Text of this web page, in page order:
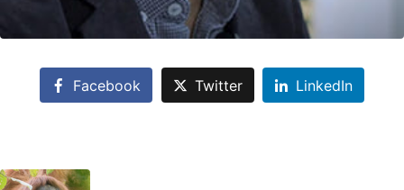
Facebook Twitter LinkedIn